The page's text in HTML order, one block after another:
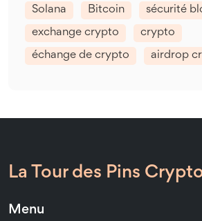
Solana Bitcoin sécurité
exchange crypto crypto
échange de crypto airdrop
La Tour des Pins
Menu